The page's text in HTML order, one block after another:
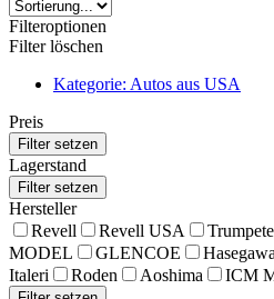
Filteroptionen
Filter löschen
Kategorie: Autos aus USA
Preis
Lagerstand
Hersteller
Revell
Revell USA
MODEL
GLENCOE Hasegawa
Italeri
Roden Aoshima ICM